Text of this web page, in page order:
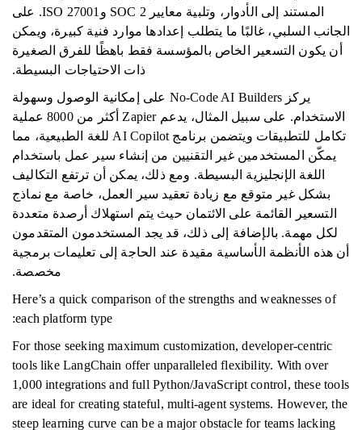
المستند إلى الأدوار، وتلبية معايير SOC 2 وISO 27001. على
الجانب السلبي، غالبًا ما يتطلب إعدادها موارد فنية كبيرة، ويمكن
أن يكون التسعير الخاص بالمؤسسة فقط باهظًا للفرق الصغيرة
ذات الاحتياجات البسيطة.
يركز No-Code AI Builders على إمكانية الوصول وسهولة
الاستخدام. على سبيل المثال، يدعم Zapier أكثر من 8000 عملية
تكامل للتطبيقات ويتضمن برنامج AI Copilot للغة الطبيعية، مما
يمكّن المستخدمين غير التقنيين من إنشاء سير عمل باستخدام
اللغة الإنجليزية البسيطة. ومع ذلك، يمكن أن ترتفع التكاليف
بشكل غير متوقع مع زيادة تعقيد سير العمل، خاصة مع نماذج
التسعير القائمة على الائتمان حيث يتم استهلاك أرصدة متعددة
لكل مهمة. بالإضافة إلى ذلك، قد يجد المستخدمون المتقدمون
أن هذه الأنظمة الأساسية مقيدة عند الحاجة إلى تعليمات برمجية
مخصصة.
Here’s a quick comparison of the strengths and weaknesses of
each platform type:
For those seeking maximum customization, developer-centric
tools like LangChain offer unparalleled flexibility. With over
1,000 integrations and full Python/JavaScript control, these tools
are ideal for creating stateful, multi-agent systems. However, the
steep learning curve can be a major obstacle for teams lacking